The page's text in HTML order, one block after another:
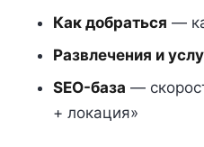
Как добраться —
Развлечения и
SEO-база —
+ локация»